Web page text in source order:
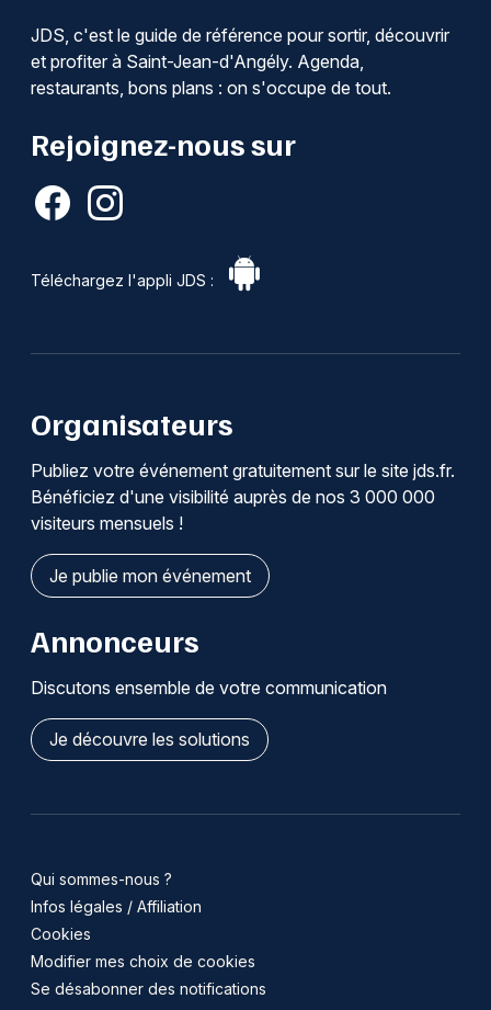
JDS, c'est le guide de référence pour sortir, découvrir
et profiter à Saint-Jean-d'Angély. Agenda,
restaurants, bons plans : on s'occupe de tout.
Rejoignez-nous sur
Téléchargez l'appli JDS :
Organisateurs
Publiez votre événement gratuitement sur le site jds.fr.
Bénéficiez d'une visibilité auprès de nos 3 000 000
visiteurs mensuels !
Je publie mon événement
Annonceurs
Discutons ensemble de votre communication
Je découvre les solutions
Qui sommes-nous ?
Infos légales / Affiliation
Cookies
Modifier mes choix de cookies
Se désabonner des notifications